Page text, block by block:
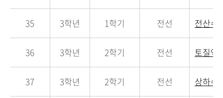
35 3학년 1학기 전선 전산수
36 3학년 2학기 전선 토질역
37 3학년 2학기 전선 상하수